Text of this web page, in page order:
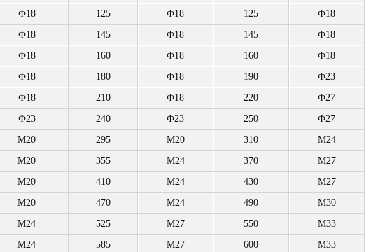
Ф18 125 Ф18 125
Ф18
Ф18 145 Ф18 145
Ф18
Ф18 160 Ф18 160
Ф18
Ф18 180 Ф18 190
Ф23
Ф18 210 Ф18 220
Ф27
Ф23 240 Ф23 250
Ф27
M20 295 M20 310
M24
M20 355 M24 370
M27
M20 410 M24 430
M27
M20 470 M24 490
M30
M24 525 M27 550
M33
M24 585 M27 600
M33